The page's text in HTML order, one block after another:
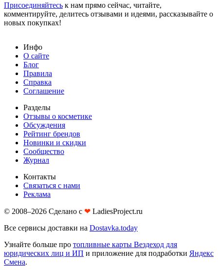
Присоединяйтесь к нам прямо сейчас, читайте,
комментируйте, делитесь отзывами и идеями, рассказывайте о
новых покупках!
Инфо
О сайте
Блог
Правила
Справка
Соглашение
Разделы
Отзывы о косметике
Обсуждения
Рейтинг брендов
Новинки и скидки
Сообщество
Журнал
Контакты
Связаться с нами
Реклама
© 2008–2026 Сделано с ❤︎ LadiesProject.ru
Все сервисы доставки на Dostavka.today
Узнайте больше про топливные карты Вездеход для
юридических лиц и ИП и приложение для подработки Яндекс
Смена.